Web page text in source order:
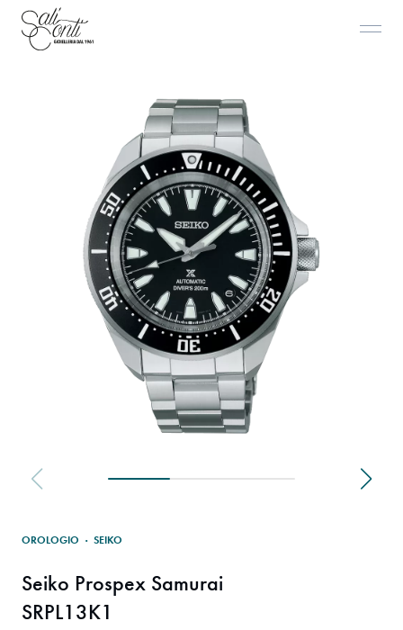
OROLOGIO · SEIKO
Seiko Prospex Samurai
SRPL13K1